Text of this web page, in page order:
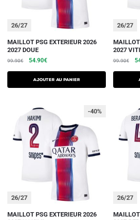
du
du
26/27
MAILLOT PSG EXTERIEUR 2026
2027 DOUE
99.90€
Le
initial
était :
54.90€Le
actuel
est :
AJOUTER AU PANIER
Ce
produit
a
plusieurs
variations.
peuvent
être
choisies
du
26/27
MAILLOT
2027
99.90€
Le
Ce
produit
a
options
peuvent
être
choisies
du
26/27
-40%
MAILLOT PSG EXTERIEUR 2026
Ce
26/27
MAILLOT
Ce